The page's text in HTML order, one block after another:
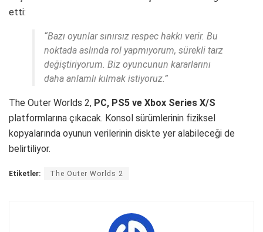
etti:
“Bazı oyunlar sınırsız respec hakkı verir. Bu
noktada aslında rol yapmıyorum, sürekli tarz
değiştiriyorum. Biz oyuncunun kararlarını
daha anlamlı kılmak istiyoruz.”
The Outer Worlds 2, PC, PS5 ve Xbox Series X/S
platformlarına çıkacak. Konsol sürümlerinin fiziksel
kopyalarında oyunun verilerinin diskte yer alabileceği de
belirtiliyor.
Etiketler: The Outer Worlds 2